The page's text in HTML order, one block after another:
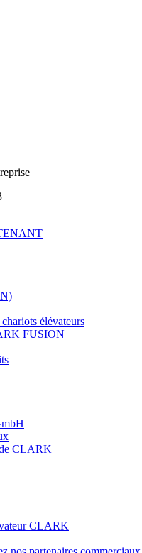
élévateurs
FUSION
CLARK
CLARK